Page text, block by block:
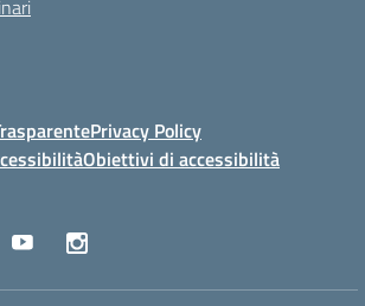
Privacy Policy
Obiettivi di accessibilità